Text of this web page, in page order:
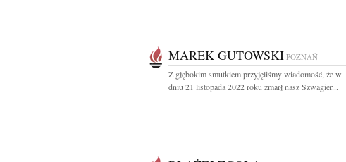
MAREK GUTOWSKI POZNAŃ
Z głębokim smutkiem przyjęliśmy wiadomość, że w
dniu 21 listopada 2022 roku zmarł nasz Szwagier...